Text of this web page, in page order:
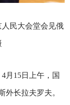
民大会堂会见俄
月15日上午，国
外长拉夫罗夫。